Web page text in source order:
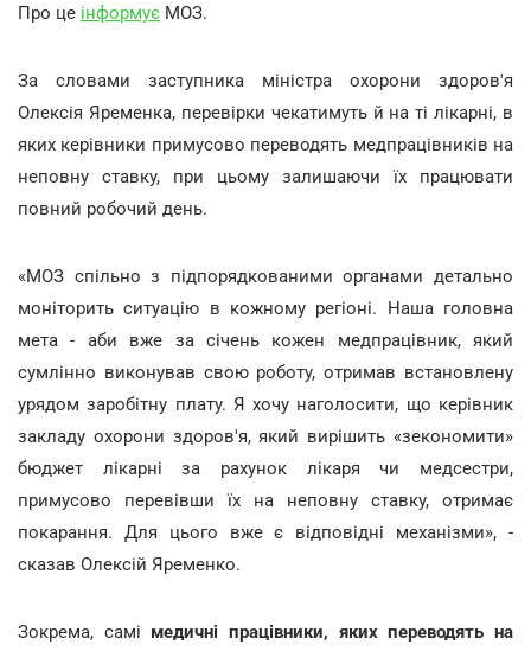
Про це інформує МОЗ.
За словами заступника міністра охорони здоров'я
Олексія Яременка, перевірки чекатимуть й на ті лікарні, в
яких керівники примусово переводять медпрацівників на
неповну ставку, при цьому залишаючи їх працювати
повний робочий день.
«МОЗ спільно з підпорядкованими органами детально
моніторить ситуацію в кожному регіоні. Наша головна
мета - аби вже за січень кожен медпрацівник, який
сумлінно виконував свою роботу, отримав встановлену
урядом заробітну плату. Я хочу наголосити, що керівник
закладу охорони здоров'я, який вирішить «зекономити»
бюджет лікарні за рахунок лікаря чи медсестри,
примусово перевівши їх на неповну ставку, отримає
покарання. Для цього вже є відповідні механізми», -
сказав Олексій Яременко.
Зокрема, самі медичні працівники, яких переводять на